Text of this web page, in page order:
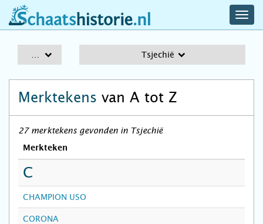
schaatshistorie.nl
Tsjechië
Merktekens van A tot Z
27 merktekens gevonden in Tsjechië
Merkteken
C
CHAMPION USO
CORONA